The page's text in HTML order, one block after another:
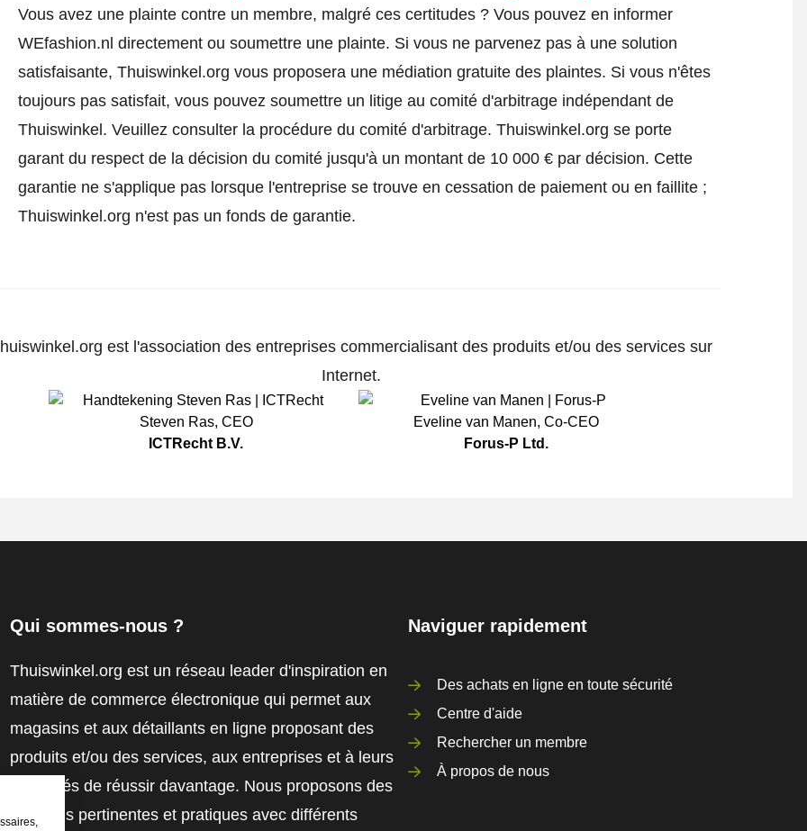
Vous avez une plainte contre un membre, malgré ces certitudes ? Vous pouvez en informer
WEfashion.nl directement ou soumettre une plainte. Si vous ne parvenez pas à une solution
satisfaisante, Thuiswinkel.org vous proposera une médiation gratuite des plaintes. Si vous n'êtes
toujours pas satisfait, vous pouvez soumettre un litige au comité d'arbitrage indépendant de
Thuiswinkel. Veuillez consulter la procédure du comité d'arbitrage. Thuiswinkel.org se porte
garant du respect de la décision du comité jusqu'à un montant de 10 000 € par décision. Cette
garantie ne s'applique pas lorsque l'entreprise se trouve en cessation de paiement ou en faillite ;
Thuiswinkel.org n'est pas un fonds de garantie.
est l'association des entreprises commercialisant des produits et/ou des services sur
Internet.
Steven Ras, CEO
ICTRecht B.V.
Eveline van Manen, Co-CEO
Forus-P Ltd.
Qui sommes-nous ?
Thuiswinkel.org est un réseau leader d'inspiration en
matière de commerce électronique qui permet aux
magasins et aux détaillants en ligne proposant des
produits et/ou des services, aux entreprises et à leurs
employés de réussir davantage. Nous proposons des
solutions pertinentes et pratiques avec différents
Naviguer rapidement
Des achats en ligne en toute sécurité
Centre d'aide
Rechercher un membre
À propos de nous